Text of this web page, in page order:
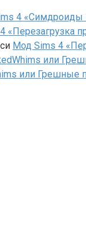
4 «Симдроиды
«Перезагрузка
Мод Sims 4
или
или Грешные